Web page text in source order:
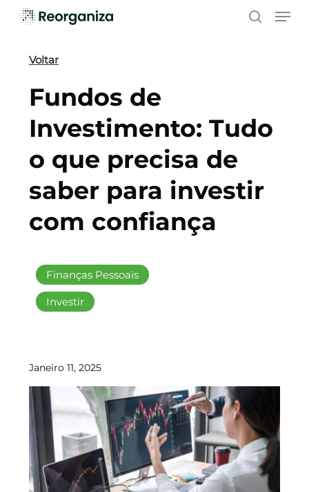
Skip
contentVoltar
Finanças Pessoais
Investir
Fundos de
Investimento: Tudo
o que precisa de
saber para investir
com confiança
Janeiro 11, 2025